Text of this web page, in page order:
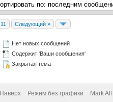
11 Следующий »
Нет новых сообщений
Содержит 'Ваши сообщения'
Закрытая тема
Наверх Режим без графики Mark